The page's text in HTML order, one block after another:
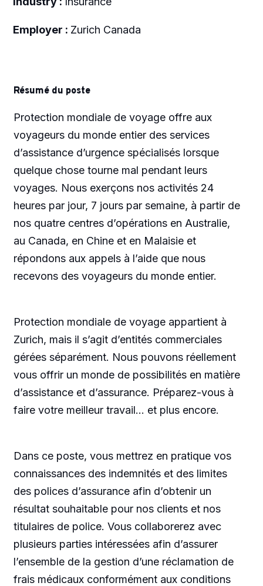
Employer : Zurich Canada
Résumé du poste
Protection mondiale de voyage offre aux
voyageurs du monde entier des services
d’assistance d’urgence spécialisés lorsque
quelque chose tourne mal pendant leurs
voyages. Nous exerçons nos activités 24
heures par jour, 7 jours par semaine, à partir de
nos quatre centres d’opérations en Australie,
au Canada, en Chine et en Malaisie et
répondons aux appels à l’aide que nous
recevons des voyageurs du monde entier.
Protection mondiale de voyage appartient à
Zurich, mais il s’agit d’entités commerciales
gérées séparément. Nous pouvons réellement
vous offrir un monde de possibilités en matière
d’assistance et d’assurance. Préparez-vous à
faire votre meilleur travail… et plus encore.
Dans ce poste, vous mettrez en pratique vos
connaissances des indemnités et des limites
des polices d’assurance afin d’obtenir un
résultat souhaitable pour nos clients et nos
titulaires de police. Vous collaborerez avec
plusieurs parties intéressées afin d’assurer
l’ensemble de la gestion d’une réclamation de
frais médicaux conformément aux conditions